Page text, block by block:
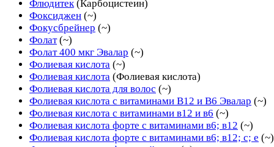
Флюдитек (Карбоцистеин)
Фоксиджен (~)
Фокусбрейнер (~)
Фолат (~)
Фолат 400 мкг Эвалар (~)
Фолиевая кислота (~)
Фолиевая кислота (Фолиевая кислота)
Фолиевая кислота для волос (~)
Фолиевая кислота с витаминами B12 и B6 Эвалар (~)
Фолиевая кислота с витаминами в12 и в6 (~)
Фолиевая кислота форте с витаминами в6; в12 (~)
Фолиевая кислота форте с витаминами в6; в12; с; е (~)